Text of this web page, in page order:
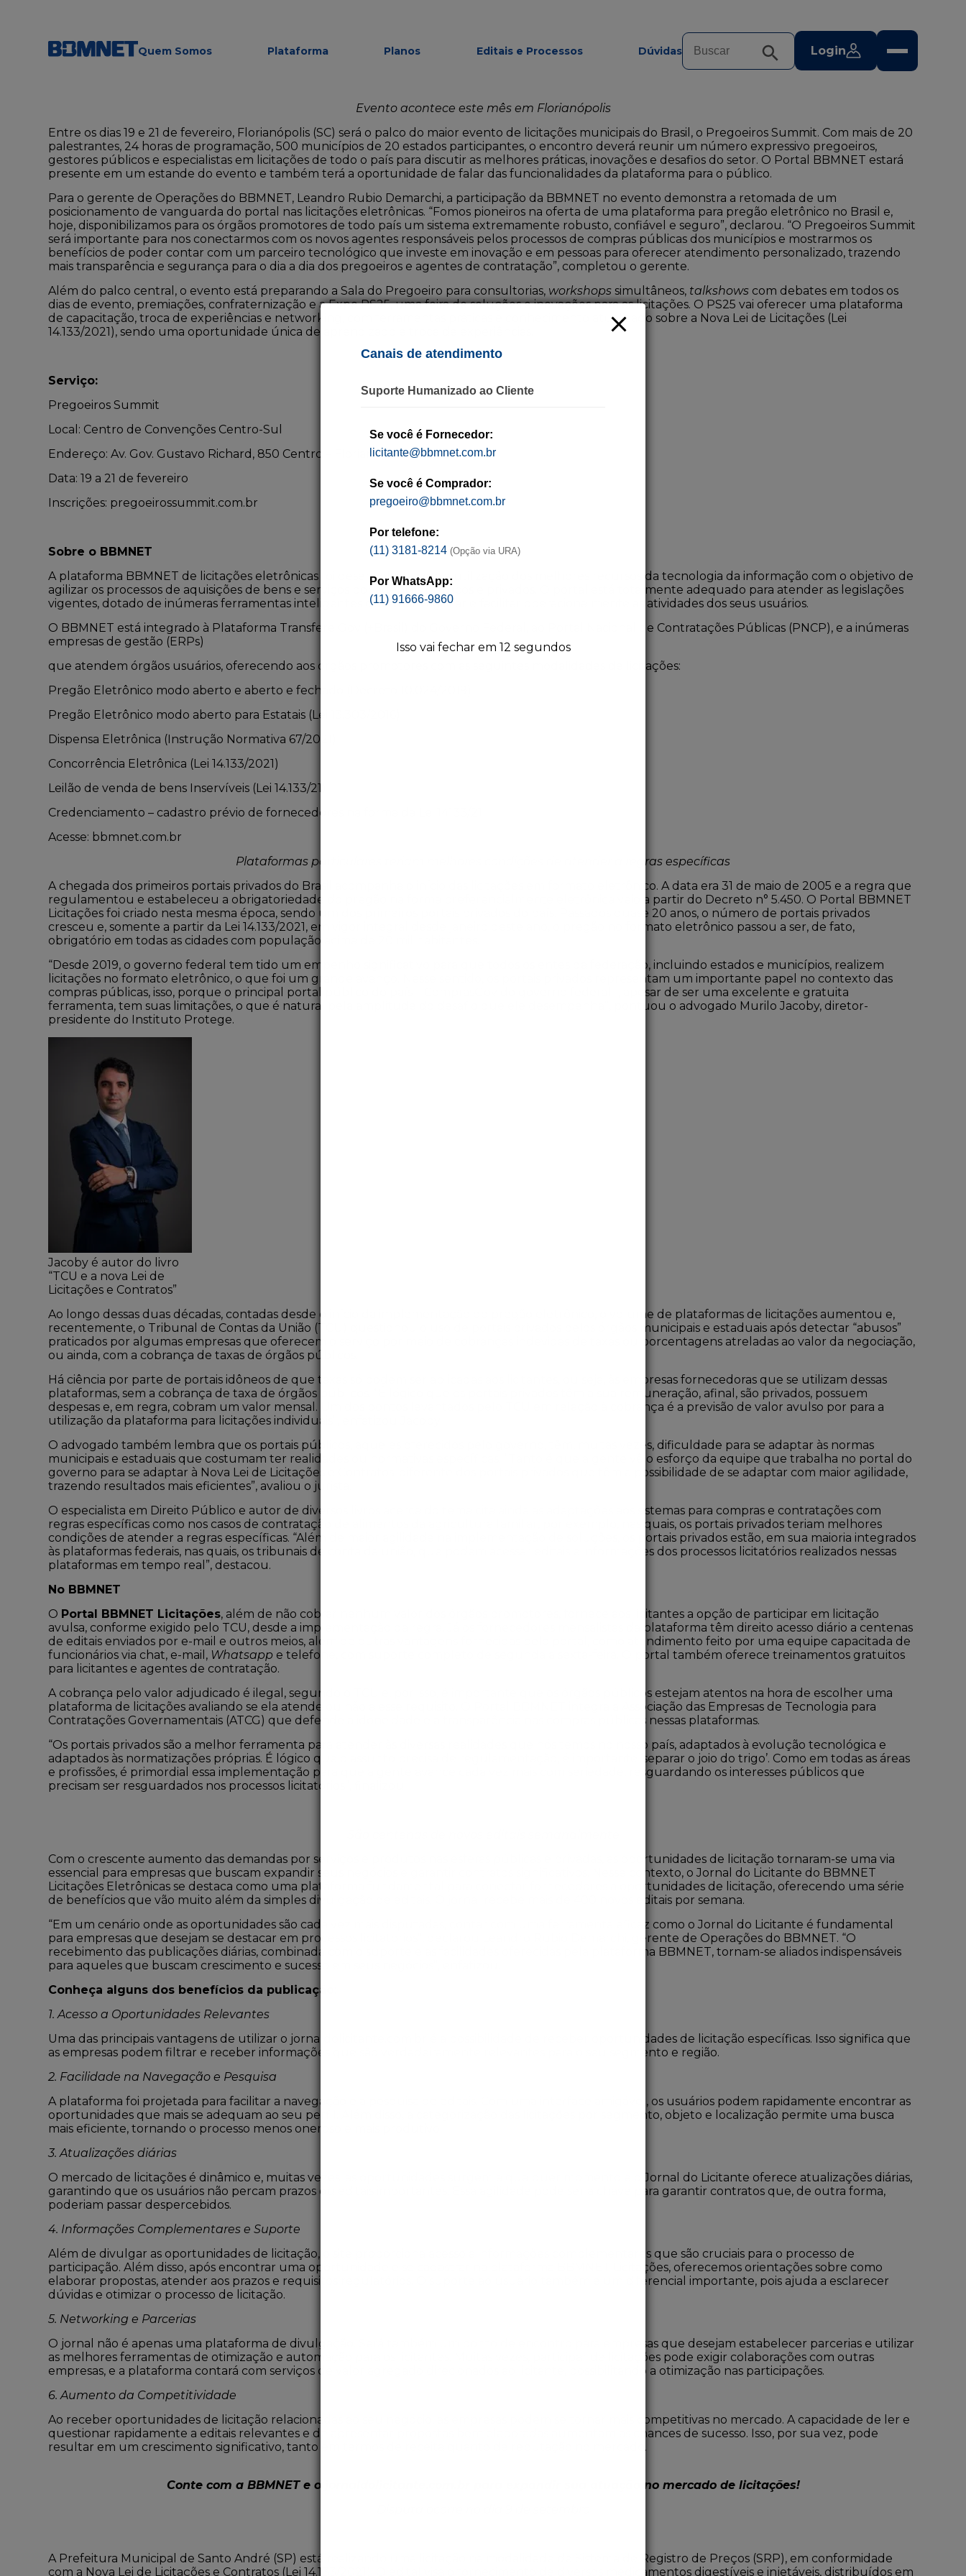
Quem Somos Plataforma Planos Editais e Processos Dúvidas Login
Evento acontece este mês em Florianópolis
Entre os dias 19 e 21 de fevereiro, Florianópolis (SC) será o palco do maior evento de licitações municipais do Brasil, o Pregoeiros Summit. Com mais de 20
palestrantes, 24 horas de programação, 500 municípios de 20 estados participantes, o encontro deverá reunir um número expressivo pregoeiros,
gestores públicos e especialistas em licitações de todo o país para discutir as melhores práticas, inovações e desafios do setor. O Portal BBMNET estará
presente em um estande do evento e também terá a oportunidade de falar das funcionalidades da plataforma para o público.
Para o gerente de Operações do BBMNET, Leandro Rubio Demarchi, a participação da BBMNET no evento demonstra a retomada de um
posicionamento de vanguarda do portal nas licitações eletrônicas. “Fomos pioneiros na oferta de uma plataforma para pregão eletrônico no Brasil e,
hoje, disponibilizamos para os órgãos promotores de todo país um sistema extremamente robusto, confiável e seguro”, declarou. “O Pregoeiros Summit
será importante para nos conectarmos com os novos agentes responsáveis pelos processos de compras públicas dos municípios e mostrarmos os
benefícios de poder contar com um parceiro tecnológico que investe em inovação e em pessoas para oferecer atendimento personalizado, trazendo
mais transparência e segurança para o dia a dia dos pregoeiros e agentes de contratação”, completou o gerente.
Além do palco central, o evento está preparando a Sala do Pregoeiro para consultorias, workshops simultâneos, talkshows com debates em todos os
dias de evento, premiações, confraternização e a Expo PS25, uma feira de soluções e inovações para as licitações. O PS25 vai oferecer uma plataforma
de capacitação, troca de experiências e networking, com ferramentas práticas e conhecimento atualizado sobre a Nova Lei de Licitações (Lei
14.133/2021), sendo uma oportunidade única de aprendizado e troca de experiências.
Serviço:
Pregoeiros Summit
Local: Centro de Convenções Centro-Sul
Endereço: Av. Gov. Gustavo Richard, 850 Centro – Florianópolis – SC
Data: 19 a 21 de fevereiro
Inscrições: pregoeirossummit.com.br
Sobre o BBMNET
A plataforma BBMNET de licitações eletrônicas foi desenvolvida com a utilização dos melhores recursos da tecnologia da informação com o objetivo de
agilizar os processos de aquisições de bens e serviços por agentes públicos e privados. O portal está totalmente adequado para atender as legislações
vigentes, dotado de inúmeras ferramentas inteligentes que visam agilizar e facilitar operacionalmente as atividades dos seus usuários.
O BBMNET está integrado à Plataforma Transfere Gov (+Brasil) do Governo Federal, ao Portal Nacional de Contratações Públicas (PNCP), e a inúmeras
empresas de gestão (ERPs)
que atendem órgãos usuários, oferecendo aos órgãos promotores com as seguintes modalidades de licitações:
Pregão Eletrônico modo aberto e aberto e fechado
Pregão Eletrônico modo aberto para Estatais (Lei 13.303/2016)
Dispensa Eletrônica (Instrução Normativa 67/2021)
Concorrência Eletrônica (Lei 14.133/2021)
Leilão de venda de bens Inservíveis (Lei 14.133/21)
Credenciamento – cadastro prévio de fornecedores na forma da
Acesse: bbmnet.com.br
Plataformas particulares teriam melhores condições de atender a regras específicas
A chegada dos primeiros portais privados do Brasil acompanha o início das licitações em formato eletrônico. A data era 31 de maio de 2005 e a regra que
regulamentou e estabeleceu a obrigatoriedade do pregão na forma preferencialmente eletrônica veio a partir do Decreto n° 5.450. O Portal BBMNET
Licitações foi criado nesta mesma época, sendo um dos primeiros portais privados do país. Passados quase 20 anos, o número de portais privados
cresceu e, somente a partir da Lei 14.133/2021, em vigor integral desde janeiro deste ano, o pregão no formato eletrônico passou a ser, de fato,
obrigatório em todas as cidades com população acima de 20 mil habitantes.
“Desde 2019, o governo federal tem tido um empenho significativo para que todos os entes da federação, incluindo estados e municípios, realizem
licitações no formato eletrônico, o que foi um grande avanço. Nesse sentido, os portais privados representam um importante papel no contexto das
compras públicas, isso, porque o principal portal público do país – ComprasGov do governo federal -, apesar de ser uma excelente e gratuita
ferramenta, tem suas limitações, o que é natural pela amplitude do desafio que ele desempenha”, pontuou o advogado Murilo Jacoby, diretor-
presidente do Instituto Protege.
Jacoby é autor do livro
“TCU e a nova Lei de
Licitações e Contratos”
Ao longo dessas duas décadas, contadas desde o início da implementação do pregão eletrônico, o volume de plataformas de licitações aumentou e,
recentemente, o Tribunal de Contas da União (TCU) questionou o uso de portais privados pelos órgãos municipais e estaduais após detectar “abusos”
praticados por algumas empresas que oferecem o serviço por meio de cobranças indevidas de taxas ou porcentagens atreladas ao valor da negociação,
ou ainda, com a cobrança de taxas de órgãos públicos.
Há ciência por parte de portais idôneos de que taxas só podem ser aplicadas aos licitantes, ou seja, às empresas fornecedoras que se utilizam dessas
plataformas, sem a cobrança de taxa de órgãos públicos. “É lógico que os portais privados têm a sua remuneração, afinal, são privados, possuem
despesas e, em regra, cobram um valor mensal. Um dos pontos levantados pelo TCU em relação à cobrança é a previsão de valor avulso por para a
utilização da plataforma para licitações individuais”, enfatizou Jacoby.
O advogado também lembra que os portais públicos, aqueles oferecidos pelo governo, têm, muitas vezes, dificuldade para se adaptar às normas
municipais e estaduais que costumam ter realidades ou normativas específicas. “Tanto é que a gente vê o esforço da equipe que trabalha no portal do
governo para se adaptar à Nova Lei de Licitações e Contratos, diferente dos portais privados que têm a possibilidade de se adaptar com maior agilidade,
trazendo resultados mais eficientes”, avaliou o jurista.
O especialista em Direito Público e autor de diversos livros acerca do tema cita ainda as adaptações aos sistemas para compras e contratações com
regras específicas como nos casos de contratação de alimentos da agricultura familiar, por exemplo, nas quais, os portais privados teriam melhores
condições de atender a regras específicas. “Além de maior agilidade na implementação de soluções, os portais privados estão, em sua maioria integrados
às plataformas federais, nas quais, os tribunais de conta da união, que podem acessar editais e informações dos processos licitatórios realizados nessas
plataformas em tempo real”, destacou.
No BBMNET
O Portal BBMNET Licitações, além de não cobrar nenhum valor dos órgãos promotores, fornece aos licitantes a opção de participar em licitação
avulsa, conforme exigido pelo TCU, desde a implementação da regra. Já os fornecedores mensalistas da plataforma têm direito acesso diário a centenas
de editais enviados por e-mail e outros meios, além de outras vantagens fornecidas pelo portal, como atendimento feito por uma equipe capacitada de
funcionários via chat, e-mail, Whatsapp e telefone, com suporte completo de segunda a sexta-feira. O portal também oferece treinamentos gratuitos
para licitantes e agentes de contratação.
A cobrança pelo valor adjudicado é ilegal, segundo o TCU e, por isso, é importante que os órgãos públicos estejam atentos na hora de escolher uma
plataforma de licitações avaliando se ela atende ou não a esse requisito. O Portal BBMNET integra a
Associação das Empresas de Tecnologia para
Contratações Governamentais (ATCG) que defende a idoneidade e a transparência nas compras
públicas nessas plataformas.
“Os portais privados são a melhor ferramenta para atender às diversas realidades que nós temos no nosso país, adaptados à evolução tecnológica e
adaptados às normatizações próprias. É lógico que o assunto precisa de regulamentação, é importante ‘separar o joio do trigo’. Como em todas as áreas
e profissões, é primordial essa implementação para que a gente avance cada vez mais com seriedade, resguardando os interesses públicos que
precisam ser resguardados nos processos licitatórios”, finalizou.
Com o crescente aumento das demandas por serviços e produtos nas esferas públicas e privadas, as oportunidades de licitação tornaram-se uma via
essencial para empresas que buscam expandir seus negócios e garantir contratos significativos. Nesse contexto, oJornal do Licitante do BBMNET
Licitações Eletrônicas se destaca como uma plataforma fundamental para conectar fornecedores a oportunidades de licitação, oferecendo uma série
de benefícios que vão muito além da simples divulgação de editais. O jornal recebe mais de 400 novos editais por semana.
“Em um cenário onde as oportunidades são cada vez mais disputadas, contar com uma ferramenta eficaz como oJornal do Licitante é fundamental
para empresas que desejam se destacar em processos licitatórios”, declarou Leandro Rubio Demarchi, gerente de Operações do BBMNET. “O
recebimento das publicações diárias, combinada com o suporte e as facilidades oferecidas pela plataforma BBMNET, tornam-se aliados indispensáveis
para aqueles que buscam crescimento e sucesso em seus negócios”, enfatizou.
Conheça alguns dos benefícios da publicação:
1. Acesso a Oportunidades Relevantes
Uma das principais vantagens de utilizar o jornaldolicitante.com.br
é a possibilidade de receber oportunidades de licitação específicas. Isso significa que
as empresas podem filtrar e receber informações que são verdadeiramente relevantes para o seu segmento e região.
2. Facilidade na Navegação e Pesquisa
A plataforma foi projetada para facilitar a navegação e a pesquisa de editais. Com uma interface amigável, os usuários podem rapidamente encontrar as
oportunidades que mais se adequam ao seu perfil. Além disso, a categorização das licitações por segmento, objeto e localização permite uma busca
mais eficiente, tornando o processo menos oneroso e mais produtivo.
3. Atualizações diárias
O mercado de licitações é dinâmico e, muitas vezes, as oportunidades surgem a qualquer momento e o Jornal do Licitante oferece atualizações diárias,
garantindo que os usuários não percam prazos ou editais importantes. Essa agilidade pode ser a chave para garantir contratos que, de outra forma,
poderiam passar despercebidos.
4. Informações Complementares e Suporte
Além de divulgar as oportunidades de licitação, o site proporciona acesso a informações complementares que são cruciais para o processo de
participação. Além disso, após encontrar uma oportunidade e se cadastrar na plataforma BBMNET Licitações, oferecemos orientações sobre como
elaborar propostas, atender aos prazos e requisitos regulatórios. O suporte ao usuário também é um diferencial importante, pois ajuda a esclarecer
dúvidas e otimizar o processo de licitação.
5. Networking e Parcerias
O jornal não é apenas uma plataforma de divulgação. Será também um ponto de encontro para empresas que desejam estabelecer parcerias e utilizar
as melhores ferramentas de otimização e automação para os licitantes. Muitas vezes, participar de licitações pode exigir colaborações com outras
empresas, e a plataforma contará com serviços de valor agregado direcionados ao licitante, possibilitando a otimização nas participações.
6. Aumento da Competitividade
Ao receber oportunidades de licitação relacionadas ao seu negócio, as empresas podem se tornar mais competitivas no mercado. A capacidade de ler e
questionar rapidamente a editais relevantes e de apresentar propostas bem elaboradas aumentam as chances de sucesso. Isso, por sua vez, pode
resultar em um crescimento significativo, tanto em termos de receita quanto de reputação no mercado.
Conte com a BBMNET e o
para expandir sua atuação no mercado de licitações!
A Prefeitura Municipal de Santo André (SP) está realizando uma licitação na modalidade de Sistema de Registro de Preços (SRP), em conformidade
com a Nova Lei de Licitações e Contratos (Lei 14.133/2021) . O edital visa o fornecimento de diversos medicamentos digestíveis e injetáveis, distribuídos em
Canais de atendimento
Suporte Humanizado ao Cliente
Se você é Fornecedor:
licitante@bbmnet.com.br
Se você é Comprador:
pregoeiro@bbmnet.com.br
Por telefone:
(11) 3181-8214 (Opção via URA)
Por WhatsApp:
(11) 91666-9860
Isso vai fechar em11segundos